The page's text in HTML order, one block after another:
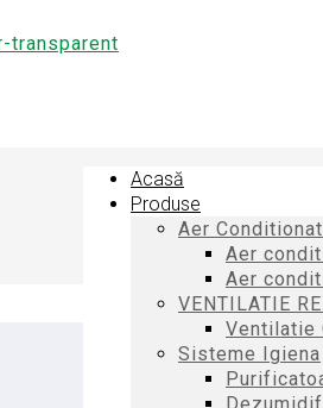
Acasă
Produse
Aer Conditionat
Aer
Aer
VENTILATIE
Ventilatie
Sisteme Igiena